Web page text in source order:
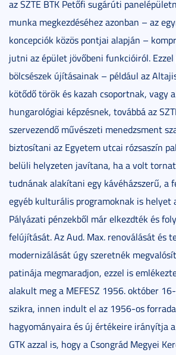
az SZTE BTK Petőfi sugárúti
munka megkezdéséhez azonban – az
koncepciók közös pontjai alapján –
jutni az épület jövőbeni funkcióiról.
bölcsészek újításainak – például az
kötődő török és kazah csoportnak, vagy
hungarológiai képzésnek, továbbá az
szervezendő művészeti menedzsment
biztosítani az Egyetem utcai rózsaszín
belüli helyzeten javítana, ha a volt
tudnának alakítani egy kávéházszerű, a
egyéb kulturális programoknak is helyet
Pályázati pénzekből már elkezdték és
felújítását. Az Aud. Max. renoválását és
modernizálását úgy szeretnék
patinája megmaradjon, ezzel is
alakult meg a MEFESZ 1956. október
szikra, innen indult el az 1956-os
hagyományaira és új értékeire irányítja
GTK azzal is, hogy a Csongrád Megyei